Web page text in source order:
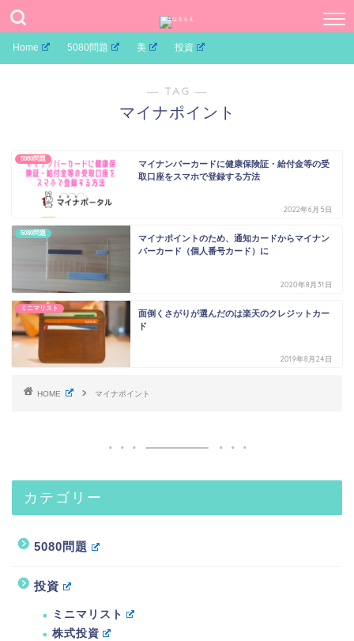
Home 5080問題 美 投資
― TAG ―
マイナポイント
5080問題
マイナンバーカードに健康保険証・給付金等の受
取口座をスマホで登録する方法
2022年6月5日
5080問題
マイナポイントのため、通知カードからマイナン
バーカード（個人番号カード）に
2020年8月31日
ミニマリスト
面倒くさがりが選んだのは楽天のクレジットカー
ド
2019年8月24日
HOME マイナポイント
カテゴリー
5080問題
投資
ミニマリスト
株式投資